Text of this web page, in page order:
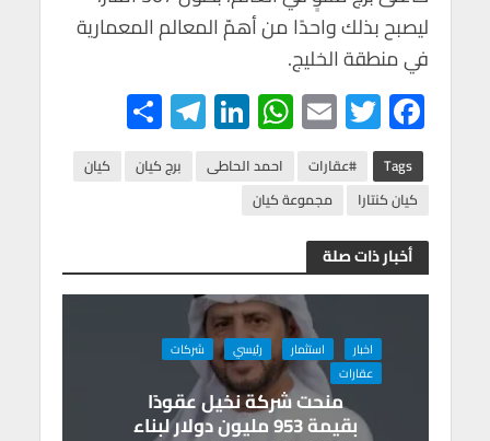
ليصبح بذلك واحدًا من أهمّ المعالم المعمارية
في منطقة الخليج.
F
ac
e
b
o
o
k
T
wi
tt
er
E
m
ail
W
h
at
s
p
p
Li
n
ke
Te
le
gr
h
ar Tags #عقارات احمد الحاطى برج كيان
كيان
كيان كنتارا
مجموعة كيان
أخبار ذات صلة
اخبار استثمار رئيسي
شركات
عقارات
منحت شركة نخيل عقودًا
بقيمة 953 مليون دولار لبناء